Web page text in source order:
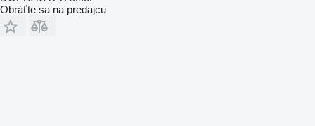
Obráťte sa na predajcu